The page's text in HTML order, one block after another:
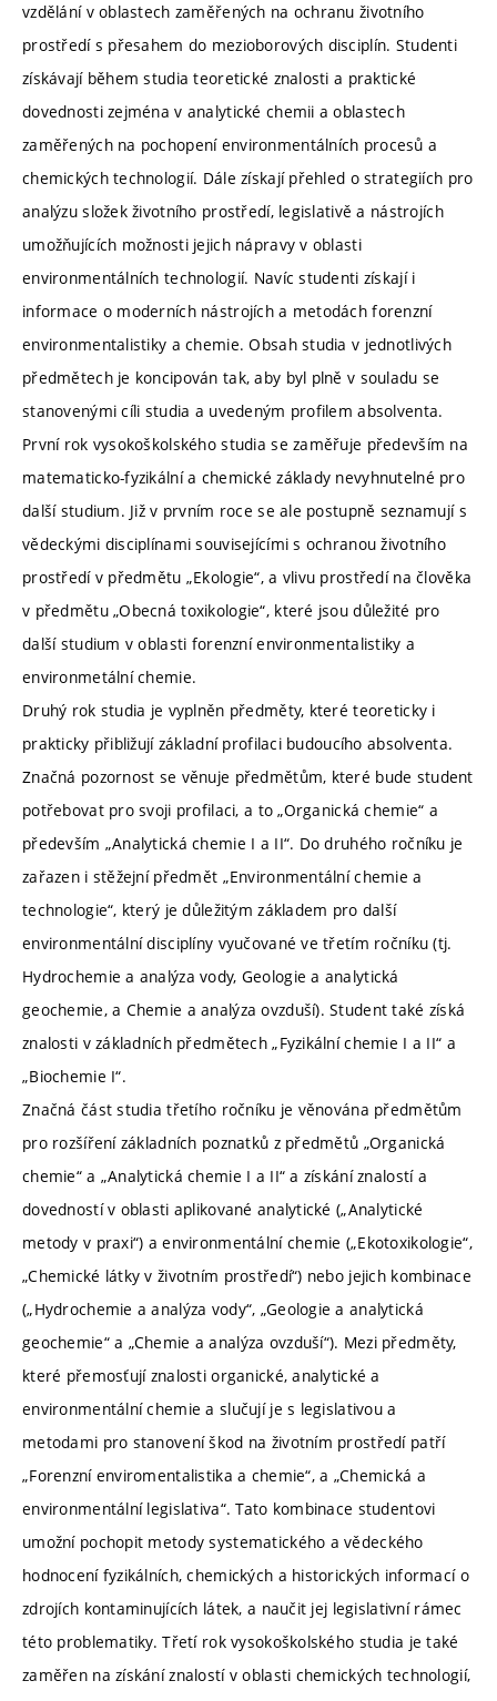
vzdělání v oblastech zaměřených na ochranu životního
prostředí s přesahem do mezioborových disciplín. Studenti
získávají během studia teoretické znalosti a praktické
dovednosti zejména v analytické chemii a oblastech
zaměřených na pochopení environmentálních procesů a
chemických technologií. Dále získají přehled o strategiích pro
analýzu složek životního prostředí, legislativě a nástrojích
umožňujících možnosti jejich nápravy v oblasti
environmentálních technologií. Navíc studenti získají i
informace o moderních nástrojích a metodách forenzní
environmentalistiky a chemie. Obsah studia v jednotlivých
předmětech je koncipován tak, aby byl plně v souladu se
stanovenými cíli studia a uvedeným profilem absolventa.
První rok vysokoškolského studia se zaměřuje především na
matematicko-fyzikální a chemické základy nevyhnutelné pro
další studium. Již v prvním roce se ale postupně seznamují s
vědeckými disciplínami souvisejícími s ochranou životního
prostředí v předmětu „Ekologie“, a vlivu prostředí na člověka
v předmětu „Obecná toxikologie“, které jsou důležité pro
další studium v oblasti forenzní environmentalistiky a
environmetální chemie.
Druhý rok studia je vyplněn předměty, které teoreticky i
prakticky přibližují základní profilaci budoucího absolventa.
Značná pozornost se věnuje předmětům, které bude student
potřebovat pro svoji profilaci, a to „Organická chemie“ a
především „Analytická chemie I a II“. Do druhého ročníku je
zařazen i stěžejní předmět „Environmentální chemie a
technologie“, který je důležitým základem pro další
environmentální disciplíny vyučované ve třetím ročníku (tj.
Hydrochemie a analýza vody, Geologie a analytická
geochemie, a Chemie a analýza ovzduší). Student také získá
znalosti v základních předmětech „Fyzikální chemie I a II“ a
„Biochemie I“.
Značná část studia třetího ročníku je věnována předmětům
pro rozšíření základních poznatků z předmětů „Organická
chemie“ a „Analytická chemie I a II“ a získání znalostí a
dovedností v oblasti aplikované analytické („Analytické
metody v praxi“) a environmentální chemie („Ekotoxikologie“,
„Chemické látky v životním prostředí“) nebo jejich kombinace
(„Hydrochemie a analýza vody“, „Geologie a analytická
geochemie“ a „Chemie a analýza ovzduší“). Mezi předměty,
které přemosťují znalosti organické, analytické a
environmentální chemie a slučují je s legislativou a
metodami pro stanovení škod na životním prostředí patří
„Forenzní enviromentalistika a chemie“, a „Chemická a
environmentální legislativa“. Tato kombinace studentovi
umožní pochopit metody systematického a vědeckého
hodnocení fyzikálních, chemických a historických informací o
zdrojích kontaminujících látek, a naučit jej legislativní rámec
této problematiky. Třetí rok vysokoškolského studia je také
zaměřen na získání znalostí v oblasti chemických technologií,